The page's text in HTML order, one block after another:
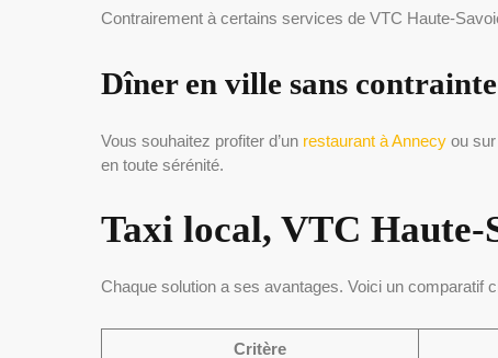
Contrairement à certains services de VTC Haute-
Dîner en ville sans
Vous souhaitez profiter d’un restaurant à Annecy ou
en toute sérénité.
Taxi local, VTC Haute-
Chaque solution a ses avantages. Voici un comparatif
Critère